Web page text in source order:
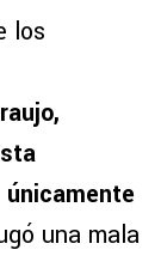
los
una mala